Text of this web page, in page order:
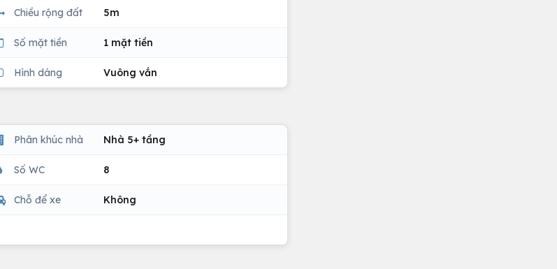
Chiều rộng đất 5m
Số mặt tiền 1 mặt tiền
Hình dáng Vuông vắn
Phân khúc nhà Nhà 5+ tầng
Số WC 8
Chỗ để xe Không